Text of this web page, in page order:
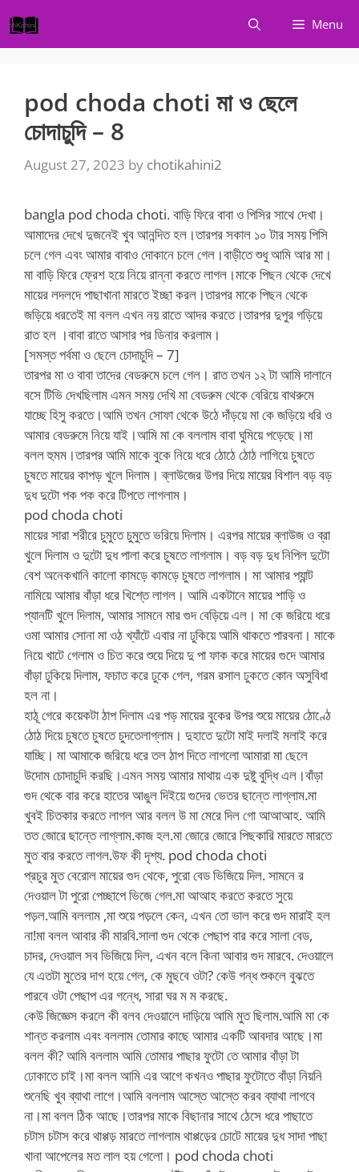
to
content
Menu
pod choda choti মা ও ছেলে
চোদাচুদি – 8
August 27, 2023 by chotikahini2
bangla pod choda choti. বাড়ি ফিরে বাবা ও পিসির সাথে দেখা।
আমাদের দেখে দুজনেই খুব আনন্দিত হল।তারপর সকাল ১০ টার সময় পিসি
চলে গেল এবং আমার বাবাও দোকানে চলে গেল।বাড়ীতে শুধু আমি আর মা।
মা বাড়ি ফিরে ফ্রেশ হয়ে নিয়ে রান্না করতে লাগল।মাকে পিছন থেকে দেখে
মায়ের লদলদে পাছাখানা মারতে ইচ্ছা করল।তারপর মাকে পিছন থেকে
জড়িয়ে ধরতেই মা বলল এখন নয় রাতে আদর করতে।তারপর দুপুর গড়িয়ে
রাত হল ।বাবা রাতে আসার পর ডিনার করলাম।
[সমস্ত পর্বমা ও ছেলে চোদাচুদি – 7]
তারপর মা ও বাবা তাদের বেডরুমে চলে গেল। রাত তখন ১২ টা আমি দালানে
বসে টিভি দেখছিলাম এমন সময় দেখি মা বেডরুম থেকে বেরিয়ে বাথরুমে
যাচ্ছে হিসু করতে।আমি তখন সোফা থেকে উঠে দাঁড়য়ে মা কে জড়িয়ে ধরি ও
আমার বেডরুমে নিয়ে যাই।আমি মা কে বললাম বাবা ঘুমিয়ে পড়েছে।মা
বলল হুমম।তারপর আমি মাকে বুকে নিয়ে ধরে ঠোঠে ঠোঠ লাগিয়ে চুষতে
চুষতে মায়ের কাপড় খুলে দিলাম। ব্লাউজের উপর দিয়ে মায়ের বিশাল বড় বড়
দুধ দুটো পক পক করে টিপতে লাগলাম।
pod choda choti
মায়ের সারা শরীরে চুমুতে চুমুতে ভরিয়ে দিলাম। এরপর মায়ের ব্লাউজ ও ব্রা
খুলে দিলাম ও দুটো দুধ পালা করে চুষতে লাগলাম। বড় বড় দুধ নিপিল দুটো
বেশ অনেকখানি কালো কামড়ে কামড়ে চুষতে লাগলাম। মা আমার প্যান্ট
নামিয়ে আমার বাঁড়া ধরে খিশ্তে লাগল। আমি একটানে মায়ের শাড়ি ও
প্যানটি খুলে দিলাম, আমার সামনে মার গুদ বেড়িয়ে এল। মা কে জরিয়ে ধরে
ওমা আমার সোনা মা ওঠ খ্যাঁটে এবার না ঢুকিয়ে আমি থাকতে পারবনা। মাকে
নিয়ে খাটে গেলাম ও চিত করে শুয়ে দিয়ে দু পা ফাক করে মায়ের গুদে আমার
বাঁড়া ঢুকিয়ে দিলাম, ফচাত করে ঢুকে গেল, গরম রসাল ঢুকতে কোন অসুবিধা
হল না।
হাঠূ গেরে কয়েকটা ঠাপ দিলাম এর পড় মায়ের বুকের উপর শুয়ে মায়ের ঠোণ্ঠে
ঠোঠ দিয়ে চুষতে চুষতে চুদতেলাগ্লাম। দুহাতে দুটো মাই দলাই মলাই করে
যাচ্ছি। মা আমাকে জরিয়ে ধরে তল ঠাপ দিতে লাগলো আমারা মা ছেলে
উদোম চোদাচুদি করছি।এমন সময় আমার মাথায় এক দুষ্টু বুদ্ধি এল।বাঁড়া
গুদ থেকে বার করে হাতের আঙুল দিইয়ে গুদের ভেতর ছান্তে লাগ্লাম.মা
খুবই চিতকার করতে লাগল আর বলল উ মা মেরে দিল গো আআআহ. আমি
তত জোরে ছান্তে লাগ্লাম.কাজ হল.মা জোরে জোরে পিছকারি মারতে মারতে
মুত বার করতে লাগল.উফ কী দৃশ্য. pod choda choti
প্রচুর মুত বেরোল মায়ের গুদ থেকে, পুরো বেড ভিজিয়ে দিল. সামনে র
দেওয়াল টা পুরো পেচ্ছাপে ভিজে গেল.মা আআহ করতে করতে সুয়ে
পড়ল.আমি বললাম ,মা শুয়ে পড়লে কেন, এখন তো ভাল করে গুদ মারাই হল
না!মা বলল আবার কী মারবি.সালা গুদ থেকে পেছাপ বার করে সালা বেড,
চাদর, দেওয়াল সব ভিজিয়ে দিল, এখন বলে কিনা আবার গুদ মারবে. দেওয়ালে
যে এতটা মুতের দাগ হয়ে গেল, কে মুছবে ওটা? কেউ গন্ধ শুকলে বুঝতে
পারবে ওটা পেছাপ এর গন্ধে, সারা ঘর ম ম করছে.
কেউ জিজ্ঞেস করলে কী বলব দেওয়ালে দাড়িয়ে আমি মুত ছিলাম.আমি মা কে
শান্ত করলাম এবং বললাম তোমার কাছে আমার একটি আবদার আছে।মা
বলল কী? আমি বললাম আমি তোমার পাছার ফুটো তে আমার বাঁড়া টা
ঢোকাতে চাই।মা বলল আমি এর আগে কখনও পাছার ফুটোতে বাঁড়া নিয়নি
শুনেছি খুব ব্যাথা লাগে।আমি বললাম আস্তে আস্তে করব ব্যাথা লাগবে
না।মা বলল ঠিক আছে।তারপর মাকে বিছানার সাথে ঠেসে ধরে পাছাতে
চটাস চটাস করে থাপ্পড় মারতে লাগলাম থাপ্পড়ের চোটে মায়ের দুধ সাদা পাছা
খানা আপেলের মত লাল হয় গেলো। pod choda choti